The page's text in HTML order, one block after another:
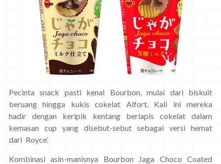
Pecinta snack pasti kenal Bourbon, mulai dari biskuit
beruang hingga kukis cokelat Alfort. Kali ini mereka
hadir dengan keripik kentang berlapis cokelat dalam
kemasan cup yang disebut-sebut sebagai versi hemat
dari Royce’.
Kombinasi asin-manisnya Bourbon Jaga Choco Coated